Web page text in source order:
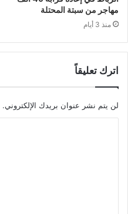
مهاجر من سبتة المحتلة
منذ 3 أيام
اترك تعليقاً
لن يتم نشر عنوان بريدك الإلكتروني.